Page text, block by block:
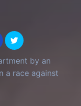
by an
a race against